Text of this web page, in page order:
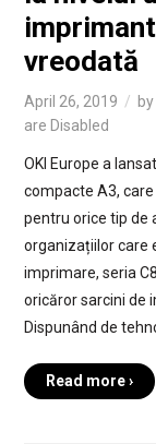
vreodată
April 26, 2019 by
are Disabled
OKI Europe a
compacte A3,
pentru orice tip de
organizațiilor care
imprimare, seria
oricăror sarcini de
Dispunând de
Read more ›